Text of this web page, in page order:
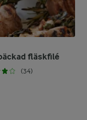
fläskfilé
(34)